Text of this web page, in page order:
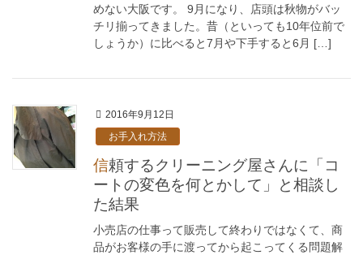
めない大阪です。 9月になり、店頭は秋物がバッ
チリ揃ってきました。昔（といっても10年位前で
しょうか）に比べると7月や下手すると6月 […]
2016年9月12日
お手入れ方法
信頼するクリーニング屋さんに「コ
ートの変色を何とかして」と相談し
た結果
小売店の仕事って販売して終わりではなくて、商
品がお客様の手に渡ってから起こってくる問題解